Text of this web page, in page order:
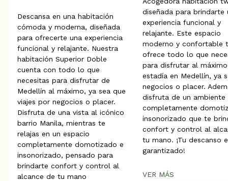
Descansa en una habitación
cómoda y moderna, diseñada
para ofrecerte una experiencia
funcional y relajante. Nuestra
habitación Superior Doble
cuenta con todo lo que
necesitas para disfrutar de
Medellín al máximo, ya sea que
viajes por negocios o placer.
Disfruta de una vista al icónico
barrio Manila, mientras te
relajas en un espacio
completamente domotizado e
insonorizado, pensado para
brindarte confort y control al
alcance de tu mano
diseñada para brindarte
experiencia funcional y
relajante. Este espacio
moderno y confortable
ofrece todo lo que
para disfrutar al
estadía en Medellín, ya
negocios o placer.
disfruta de un ambiente
completamente
insonorizado que te
confort y control al
tu mano. ¡Tu descanso
garantizado!
VER MÁS